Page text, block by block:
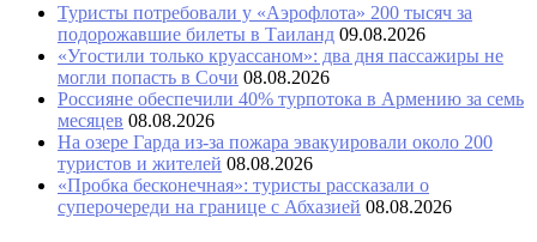
Туристы потребовали у «Аэрофлота» 200 тысяч за
подорожавшие билеты в Таиланд 09.08.2026
«Угостили только круассаном»: два дня пассажиры не
могли попасть в Сочи 08.08.2026
Россияне обеспечили 40% турпотока в Армению за семь
месяцев 08.08.2026
На озере Гарда из-за пожара эвакуировали около 200
туристов и жителей 08.08.2026
«Пробка бесконечная»: туристы рассказали о
суперочереди на границе с Абхазией 08.08.2026